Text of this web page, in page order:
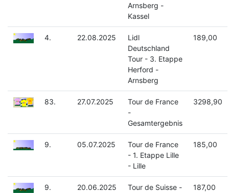
Arnsberg -
Kassel
4. 22.08.2025
Lidl
Deutschland
Tour - 3. Etappe
Herford -
Arnsberg
189,00
83. 27.07.2025
Tour de France
-
Gesamtergebnis
3298,90
9. 05.07.2025
Tour de France
- 1. Etappe Lille
- Lille
185,00
9. 20.06.2025
Tour de Suisse -
187,00